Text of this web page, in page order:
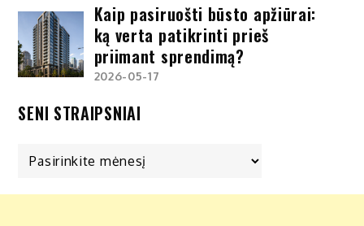
Kaip pasiruošti būsto apžiūrai:
ką verta patikrinti prieš
priimant sprendimą?
2026-05-17
SENI STRAIPSNIAI